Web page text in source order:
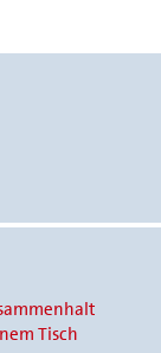
Tisch